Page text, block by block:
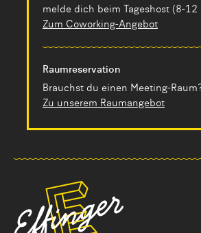
melde dich beim Tageshost (8-12
Zum Coworking-Angebot
Raumreservation
Brauchst du einen Meeting-
Zu unserem Raumangebot